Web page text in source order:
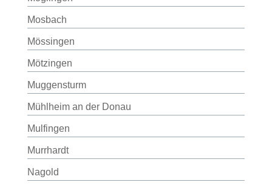
Mosbach
Mössingen
Mötzingen
Muggensturm
Mühlheim an der Donau
Mulfingen
Murrhardt
Nagold